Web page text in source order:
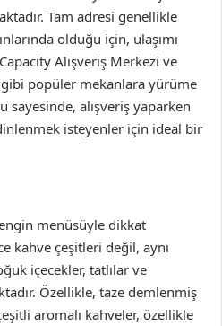
Tam adresi genellikle
olduğu için, ulaşımı
Alışveriş Merkezi ve
gibi popüler mekanlara yürüme
sayesinde, alışveriş yaparken
isteyenler için ideal bir
menüsüyle dikkat
kahve çeşitleri değil, aynı
içecekler, tatlılar ve
Özellikle, taze demlenmiş
aromalı kahveler, özellikle